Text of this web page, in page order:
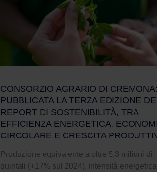
CONSORZIO AGRARIO DI CREMONA:
PUBBLICATA LA TERZA EDIZIONE
REPORT DI SOSTENIBILITÀ, TRA
EFFICIENZA ENERGETICA,
CIRCOLARE E CRESCITA
Produzione equivalente a oltre 5,3 milioni di
quintali (+17% sul 2024), intensità